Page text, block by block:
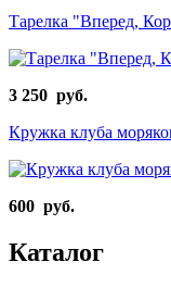
Тарелка "Вперед,
3 250 руб.
Кружка клуба
600 руб.
Каталог